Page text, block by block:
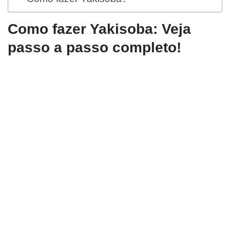
Como fazer Yakisoba: Veja
passo a passo completo!